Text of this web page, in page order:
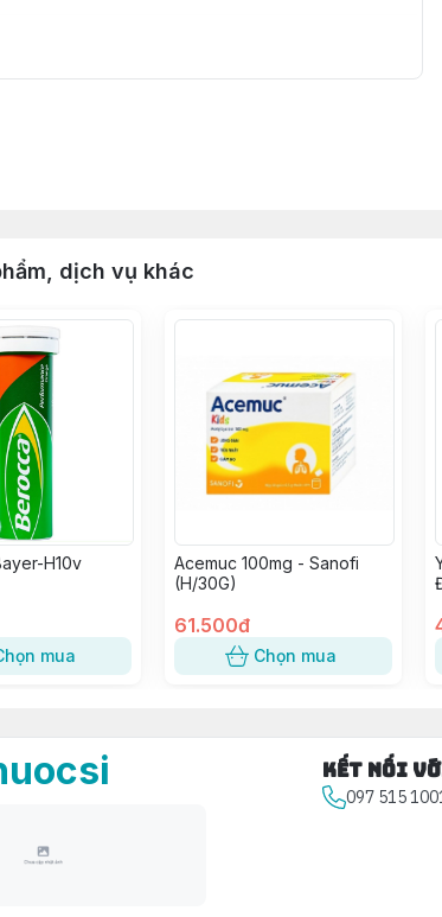
dịch vụ khác
H10v
mua
Acemuc 100mg - Sanofi
(H/30G)
61.500đ
Chọn mua
Kết nối
097 515